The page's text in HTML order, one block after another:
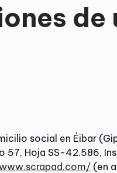
de
social en Éibar
Hoja SS-42.586,
(en